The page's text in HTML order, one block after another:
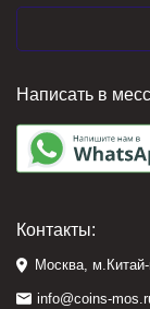
Написать в
Контакты:
Москва,
info@coins-